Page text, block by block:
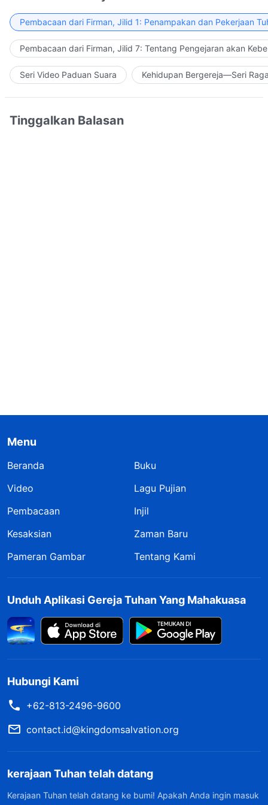
Pembacaan dari Firman, Jilid 1: Penampakan dan Pekerjaan
Pembacaan dari Firman, Jilid 7: Tentang Pengejaran akan
Seri Video Paduan Suara Kehidupan Bergereja—Seri
Tinggalkan Balasan
Menu
Beranda
Buku
Video
Lagu Pujian
Pembacaan
Injil
Kesaksian
Zaman Baru
Pameran Gambar
Tentang Kami
Unduh Aplikasi Gereja Tuhan Yang Mahakuasa
Hubungi Kami
+62-813-2496-9600
contact.id@kingdomsalvation.org
kerajaan Tuhan telah datang
Kerajaan Tuhan telah datang ke bumi! Apakah Anda ingin masuk